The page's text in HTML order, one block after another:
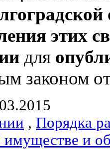
этих
для
законом
, Порядка
имуществе и